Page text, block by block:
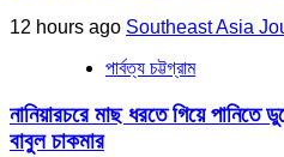
12 hours ago Southeast Asia
পার্বত্য চট্টগ্রাম
নানিয়ারচরে মাছ ধরতে গিয়ে পানিতে
বাবুল চাকমার